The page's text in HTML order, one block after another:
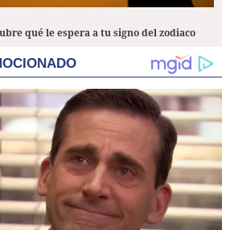
qué le espera a tu signo del zodiaco